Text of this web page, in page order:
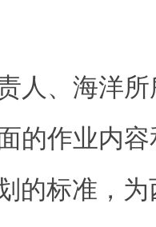
人、海洋
的作业内
的标准，